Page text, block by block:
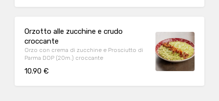
Orzotto alle zucchine e crudo
croccante
Orzo con crema di zucchine e Prosciutto di
Parma DOP (20m.) croccante
10.90 €